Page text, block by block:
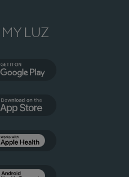
LUZ